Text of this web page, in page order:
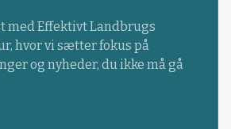
med Effektivt Landbrugs
hvor vi sætter fokus på
og nyheder, du ikke må gå